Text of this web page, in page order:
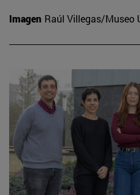
Imagen Raúl Villegas/Museo